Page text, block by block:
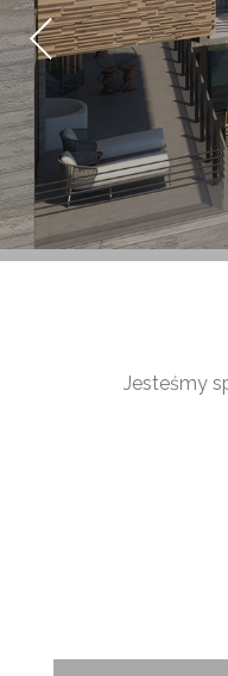
Jesteśmy